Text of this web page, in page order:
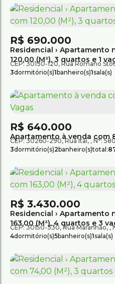
Residencial › Apartamento
120,00 (M²), 3 quartos e 1
R$ 690.000
CEP: 30130-120, Rua Romano
3dormitório(s)1banheiro(s)1sala(s)
Apartamento à venda com
R$ 640.000
CEP: 30260-290,Rua Itaí , N°:
3dormitório(s)2banheiro(s)total:
Residencial › Apartamento
163,00 (M²), 4 quartos e 3
R$ 3.430.000
CEP: 30150-330,Rua Maranhão ,
4dormitório(s)5banheiro(s)1sala(s)